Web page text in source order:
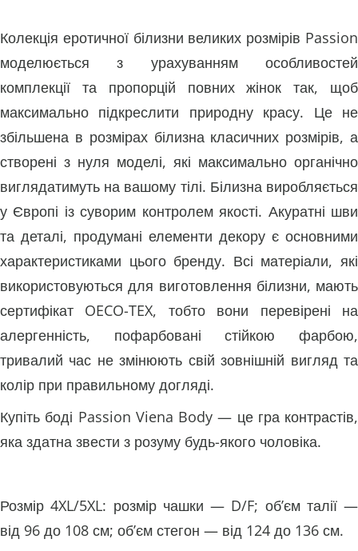
Колекція еротичної білизни великих розмірів Passion
моделюється з урахуванням особливостей
комплекції та пропорцій повних жінок так, щоб
максимально підкреслити природну красу. Це не
збільшена в розмірах білизна класичних розмірів, а
створені з нуля моделі, які максимально органічно
виглядатимуть на вашому тілі. Білизна виробляється
у Європі із суворим контролем якості. Акуратні шви
та деталі, продумані елементи декору є основними
характеристиками цього бренду. Всі матеріали, які
використовуються для виготовлення білизни, мають
сертифікат OECO-TEX, тобто вони перевірені на
алергенність, пофарбовані стійкою фарбою,
тривалий час не змінюють свій зовнішній вигляд та
колір при правильному догляді.
Купіть боді Passion Viena Body — це гра контрастів,
яка здатна звести з розуму будь-якого чоловіка.
Розмір 4XL/5XL: розмір чашки — D/F; об’єм талії —
від 96 до 108 см; об’єм стегон — від 124 до 136 см.